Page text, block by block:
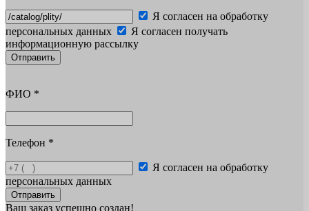
Я согласен на обработку
персональных данных
Я согласен получать
информационную рассылку
Отправить
ФИО *
Телефон *
Я согласен на обработку
персональных данных
Отправить
Ваш заказ успешно создан!